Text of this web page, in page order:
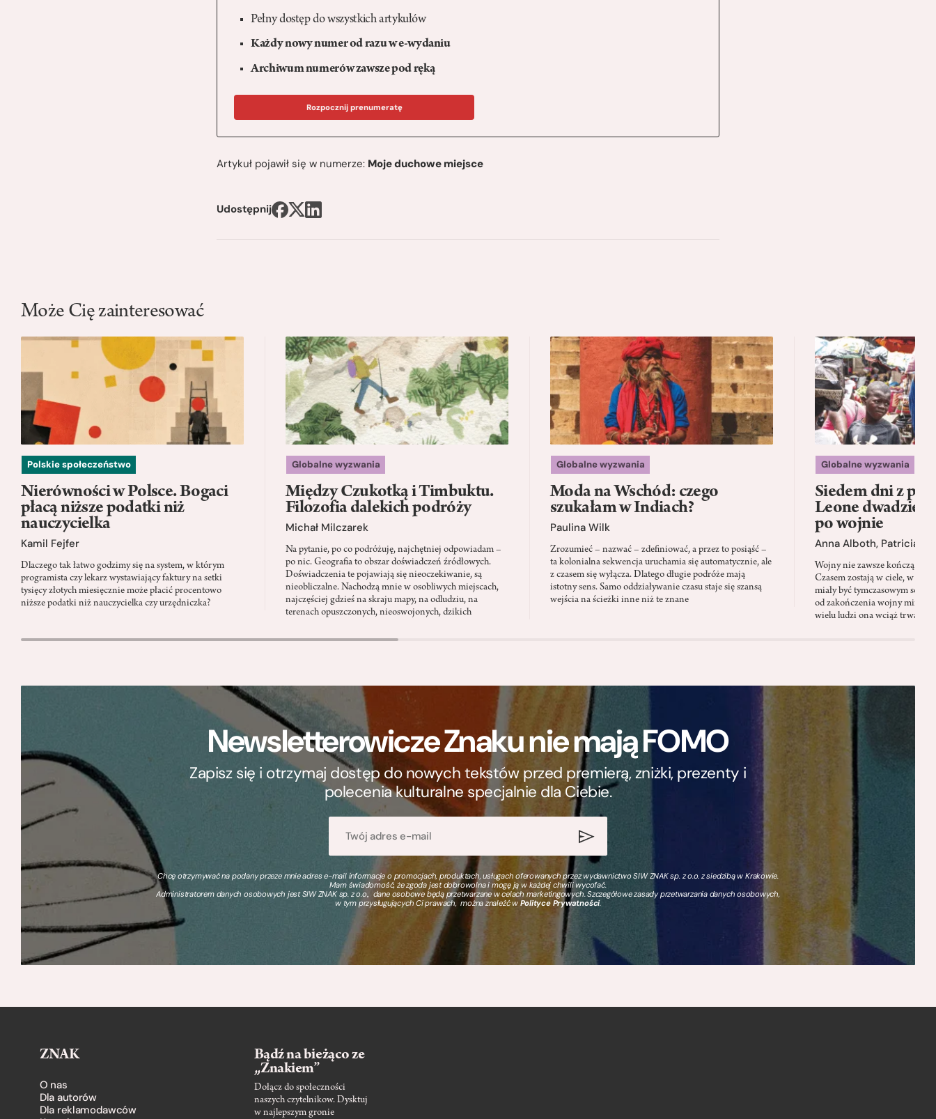
Pełny dostęp do wszystkich artykułów
Każdy nowy numer od razu w e-wydaniu
Archiwum numerów zawsze pod ręką
Rozpocznij prenumeratę
Artykuł pojawił się w numerze: Moje duchowe miejsce
Udostępnij
Może Cię zainteresować
Polskie społeczeństwo
Nierówności w Polsce. Bogaci
płacą niższe podatki niż
nauczycielka
Kamil Fejfer
Dlaczego tak łatwo godzimy się na system, w którym
programista czy lekarz wystawiający faktury na setki
tysięcy złotych miesięcznie może płacić procentowo
niższe podatki niż nauczycielka czy urzędniczka?
Globalne wyzwania
Między Czukotką i Timbuktu.
Filozofia dalekich podróży
Michał Milczarek
Na pytanie, po co podróżuję, najchętniej odpowiadam –
po nic. Geografia to obszar doświadczeń źródłowych.
Doświadczenia te pojawiają się nieoczekiwanie, są
nieobliczalne. Nachodzą mnie w osobliwych miejscach,
najczęściej gdzieś na skraju mapy, na odludziu, na
terenach opuszczonych, nieoswojonych, dzikich
Globalne wyzwania
Moda na Wschód: czego
szukałam w Indiach?
Paulina Wilk
Zrozumieć – nazwać – zdefiniować, a przez to posiąść –
ta kolonialna sekwencja uruchamia się automatycznie, ale
z czasem się wyłącza. Dlatego długie podróże mają
istotny sens. Samo oddziaływanie czasu staje się szansą
wejścia na ścieżki inne niż te znane
Globalne wyzwania
Siedem dni z
Leone
po wojnie
Anna Alboth, Patricia
Wojny nie zawsze kończą się
Czasem zostają w ciele, w
miały być tymczasowym
od zakończenia wojny minęły
wielu ludzi ona wciąż trwa
Newsletterowicze Znaku nie mają FOMO
Zapisz się i otrzymaj dostęp do nowych tekstów przed premierą, zniżki, prezenty i
polecenia kulturalne specjalnie dla Ciebie.
Chcę otrzymywać na podany przeze mnie adres e-mail informacje o promocjach, produktach, usługach oferowanych przez wydawnictwo SIW ZNAK sp. z o.o. z siedzibą w Krakowie.
Mam świadomość, że zgoda jest dobrowolna i mogę ją w każdej chwili wycofać.
Administratorem danych osobowych jest SIW ZNAK sp. z o.o., dane osobowe będą przetwarzane w celach marketingowych. Szczegółowe zasady przetwarzania danych osobowych,
w tym przysługujących Ci prawach, można znaleźć wPolityce Prywatności.
ZNAK
O nas
Dla autorów
Dla reklamodawców
Bądź na bieżąco ze
„Znakiem”
Dołącz do społeczności
naszych czytelnikow. Dysktuj
w najlepszym gronie